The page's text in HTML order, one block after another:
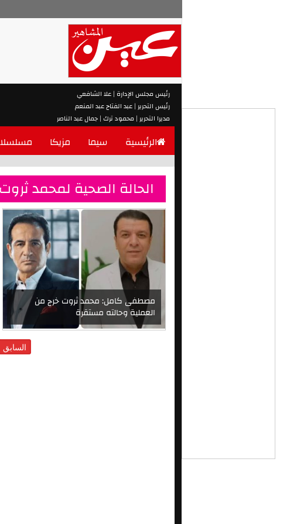
رئيس مجلس الإدارة | علا الشافعي
رئيس التحرير | عبد الفتاح عبد المنعم
مديرا التحرير | محمود ترك | جمال عبد الناصر
الرئيسية سيما مزيكا
الحالة الصحية لمحمد ثروت
مصطفى كامل: محمد ثروت خرج من
العملية وحالته مستقرة
السابق